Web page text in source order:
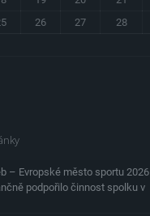
26 27 28
– Evropské město sportu 2026
podpořilo činnost spolku v